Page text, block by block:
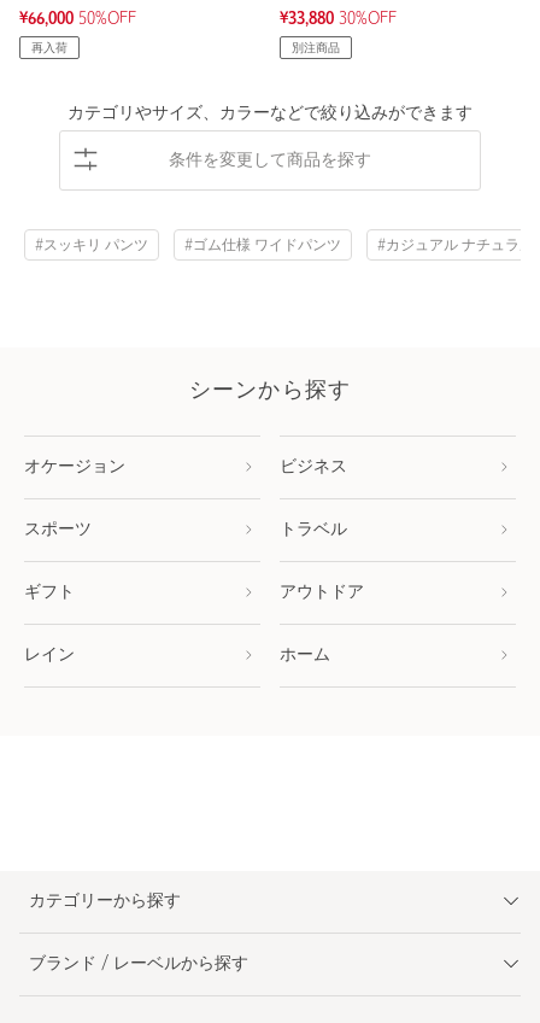
¥66,000 50%OFF
再入荷
¥33,880 30%OFF
別注商品
カテゴリやサイズ、カラーなどで絞り込みができます
条件を変更して商品を探す
#スッキリ パンツ #ゴム仕様 ワイドパンツ #カジュアル ナチュラル
シーンから探す
オケージョン ビジネス
スポーツ トラベル
ギフト アウトドア
レイン ホーム
カテゴリーから探す
ブランド / レーベルから探す